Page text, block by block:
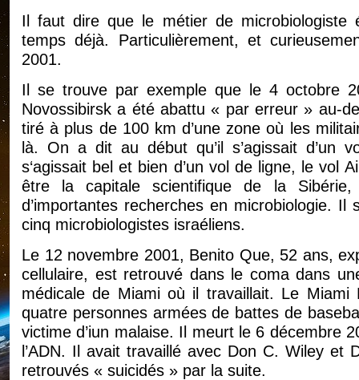
Il faut dire que le métier de microbiologiste
temps déjà. Particulièrement, et
2001.
Il se trouve par exemple que le 4 octobre
Novossibirsk a été abattu « par erreur » au-
tiré à plus de 100 km d’une zone où les
là. On a dit au début qu’il s’agissait d’un
s‘agissait bel et bien d’un vol de ligne, le vol
être la capitale scientifique de la
d’importantes recherches en microbiologie.
cinq microbiologistes israéliens.
Le 12 novembre 2001, Benito Que, 52 ans,
cellulaire, est retrouvé dans le coma dans
médicale de Miami où il travaillait. Le
quatre personnes armées de battes de
victime d’iun malaise. Il meurt le 6 décembre
l’ADN. Il avait travaillé avec Don C. Wiley et
retrouvés « suicidés » par la suite.